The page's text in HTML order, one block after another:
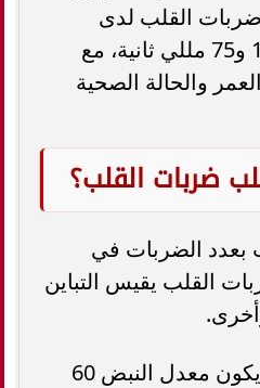
ضربات القلب لدى
البالغين الأصحاء بين 19 و75 مللي ثانية، مع
والحالة الصحية
ضربات القلب؟
بعدد الضربات في
القلب يقيس التباين
على سبيل المثال، قد يكون معدل النبض 60